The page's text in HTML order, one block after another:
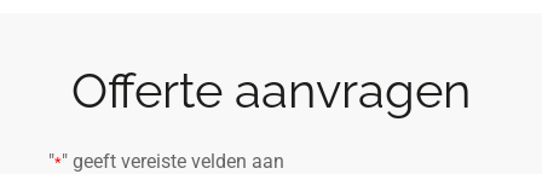
Offerte aanvragen
"*" geeft vereiste velden aan